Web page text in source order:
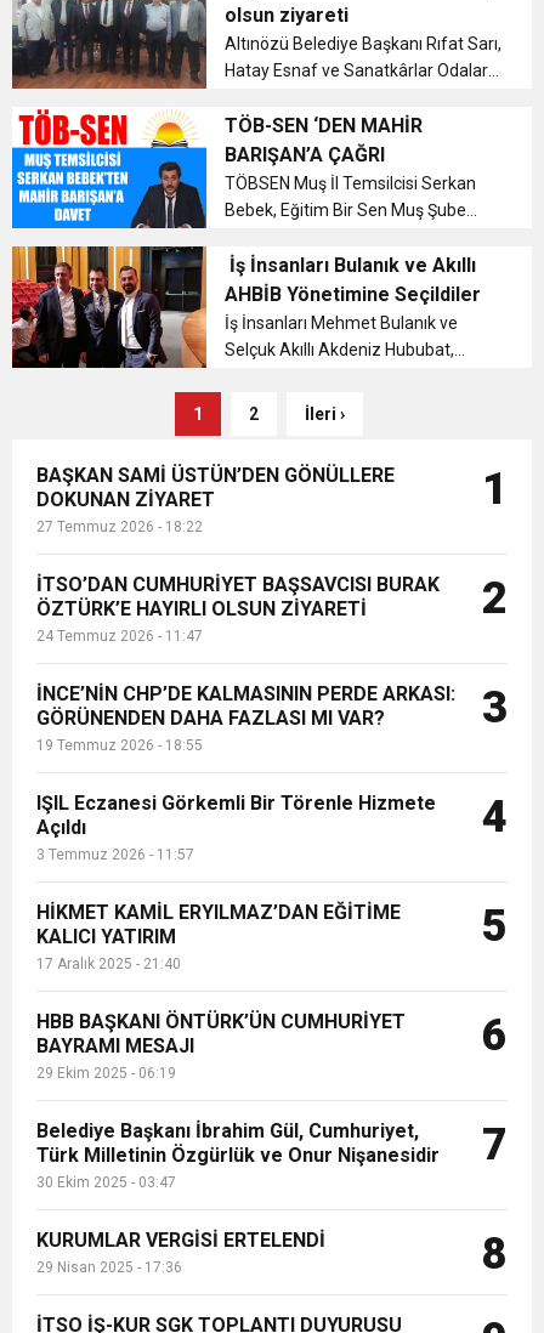
kurulu üyeliğine seçildikleri Akdeniz
Hububat, Bakliyat, Yağlı Tohuml...
olsun ziyareti
Altınözü Belediye Başkanı Rıfat Sarı,
Hatay Esnaf ve Sanatkârlar Odaları
hayırlı olsun ziyaretinde bulundu....
TÖB-SEN ‘DEN MAHİR
BARIŞAN’A ÇAĞRI
TÖBSEN Muş İl Temsilcisi Serkan
Bebek, Eğitim Bir Sen Muş Şube
yayında tartışmaya davet etti....
İş İnsanları Bulanık ve Akıllı
AHBİB Yönetimine Seçildiler
İş İnsanları Mehmet Bulanık ve
Selçuk Akıllı Akdeniz Hububat,
Mamulleri İhracatçıları Birliği
1 2 İleri ›
BAŞKAN SAMİ ÜSTÜN’DEN GÖNÜLLERE
DOKUNAN ZİYARET
27 Temmuz 2026 - 18:22
1
İTSO’DAN CUMHURİYET BAŞSAVCISI BURAK
ÖZTÜRK’E HAYIRLI OLSUN ZİYARETİ
24 Temmuz 2026 - 11:47
2
İNCE’NİN CHP’DE KALMASININ PERDE ARKASI:
GÖRÜNENDEN DAHA FAZLASI MI VAR?
19 Temmuz 2026 - 18:55
3
IŞIL Eczanesi Görkemli Bir Törenle Hizmete
Açıldı
3 Temmuz 2026 - 11:57
4
HİKMET KAMİL ERYILMAZ’DAN EĞİTİME
KALICI YATIRIM
17 Aralık 2025 - 21:40
5
HBB BAŞKANI ÖNTÜRK’ÜN CUMHURİYET
BAYRAMI MESAJI
29 Ekim 2025 - 06:19
6
Belediye Başkanı İbrahim Gül, Cumhuriyet,
Türk Milletinin Özgürlük ve Onur Nişanesidir
30 Ekim 2025 - 03:47
7
KURUMLAR VERGİSİ ERTELENDİ
29 Nisan 2025 - 17:36 8
İTSO İŞ-KUR SGK TOPLANTI DUYURUSU